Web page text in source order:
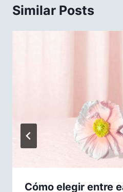
Similar Posts
Cómo elegir entre